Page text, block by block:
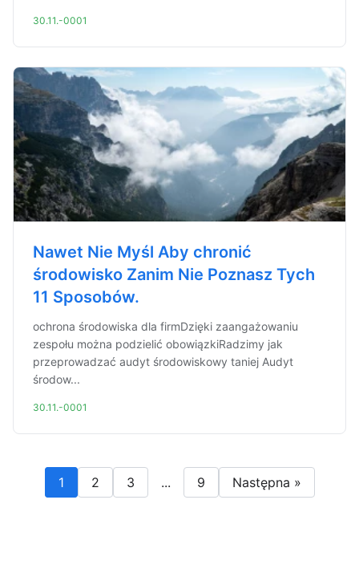
30.11.-0001
Nawet Nie Myśl Aby chronić
środowisko Zanim Nie Poznasz Tych
11 Sposobów.
ochrona środowiska dla firmDzięki zaangażowaniu
zespołu można podzielić obowiązkiRadzimy jak
przeprowadzać audyt środowiskowy taniej Audyt
środow...
30.11.-0001
1 2 3 ... 9 Następna »